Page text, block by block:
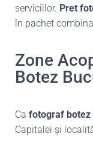
serviciilor. Pret
în pachet
Zone
Botez
Ca fotograf botez
Capitalei și